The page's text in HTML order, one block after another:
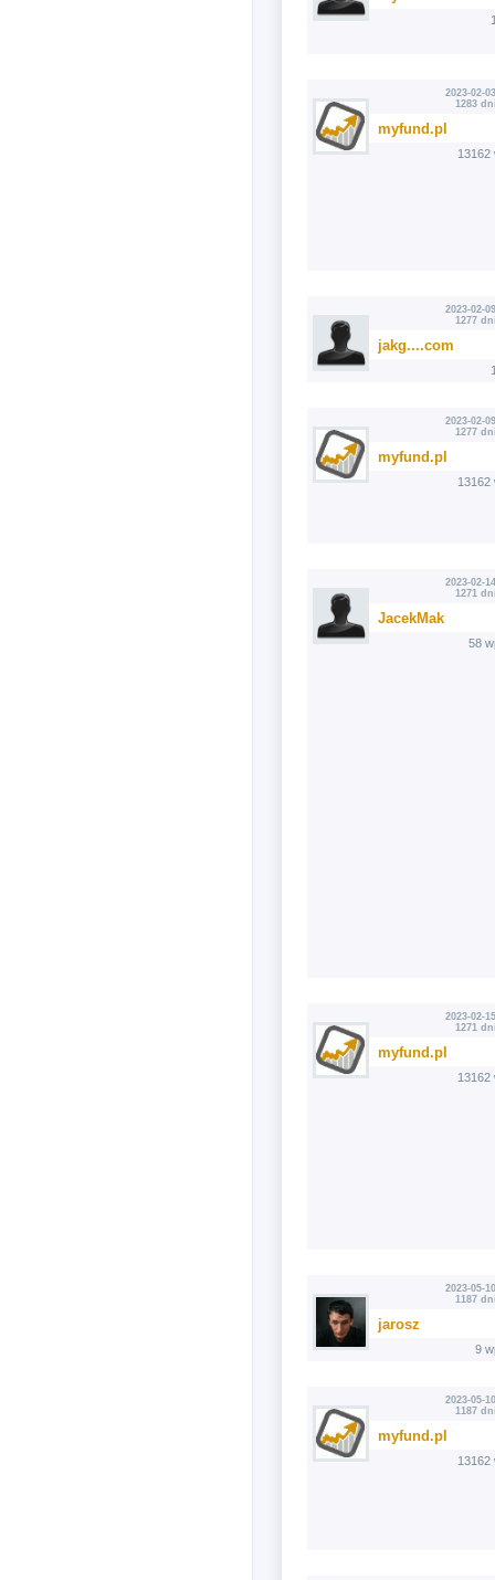
2023-02-
1283
myfund.pl
13162
2023-02-
1277
jakg....com
2023-02-
1277
myfund.pl
13162
2023-02-
1271
JacekMak
58
2023-02-
1271
myfund.pl
13162
2023-05-
1187
jarosz
9
2023-05-
1187
myfund.pl
13162